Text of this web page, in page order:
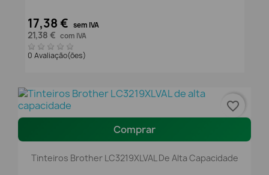
17,38 € sem IVA
21,38 € com IVA
0 Avaliação(ões)
Comprar
Tinteiros Brother LC3219XLVAL De Alta Capacidade
favorite_border